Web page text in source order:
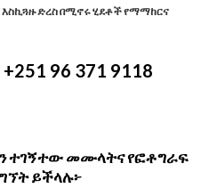
ድረስ በሚኖሩ ሂደቶች የማማከርና
96 371 9118
ተገኝተው መሙላትና የፎቶግራፍ
ይችላሉ፦